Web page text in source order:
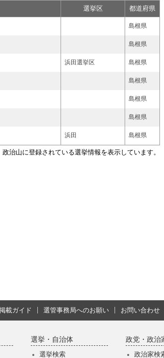
選挙区 都道府県
島根県
島根県
浜田選挙区 島根県
島根県
島根県
島根県
浜田 島根県
治山に登録されている選挙情報を表示しています。
載ガイド 選管事務局へのお願い お問い合わせ
選挙・自治体
選挙検索
政党・政治
政治家検